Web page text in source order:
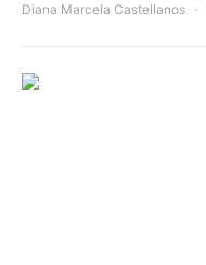
Diana Marcela Castellanos